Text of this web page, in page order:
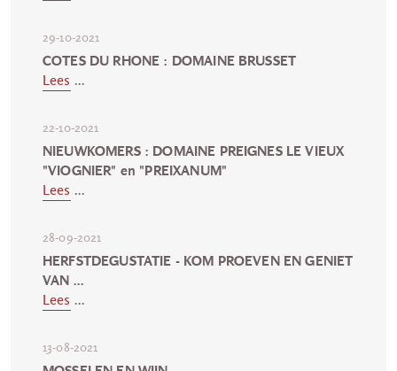
29-10-2021
COTES DU RHONE : DOMAINE BRUSSET
Lees ...
22-10-2021
NIEUWKOMERS : DOMAINE PREIGNES LE VIEUX
"VIOGNIER" en "PREIXANUM"
Lees ...
28-09-2021
HERFSTDEGUSTATIE - KOM PROEVEN EN GENIET
VAN ...
Lees ...
13-08-2021